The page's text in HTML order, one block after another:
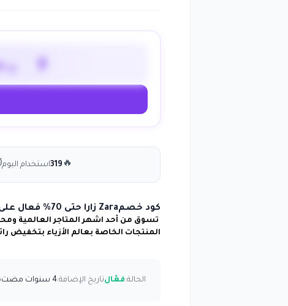
لا
🔥
319استخدام اليوم
كود خصمZara زارا حتى 70% فعال على كافة المنتجات حتى المخفضة
تسوق من أحد اشهر المتاجر العالمية
المنتجات الخاصة بعالم الأزياء بتخفيض
الحالة:فعّالتاريخ الإضافة:4 سنوات مضت